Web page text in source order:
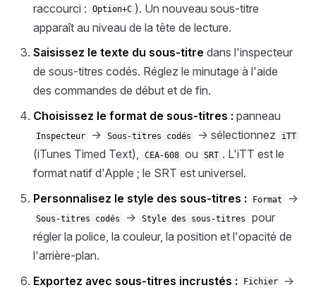
raccourci :
Option+C ). Un nouveau sous-titre
apparaît au niveau de la tête de lecture.
Saisissez le texte du sous-titre dans l'inspecteur
de sous-titres codés. Réglez le minutage à l'aide
des commandes de début et de fin.
Choisissez le format de sous-titres : panneau
Inspecteur → Sous-titres codés → sélectionnez iTT
(iTunes Timed Text), CEA-608 ou SRT . L'iTT est le
format natif d'Apple ; le SRT est universel.
Personnalisez le style des sous-titres :
Format →
Sous-titres codés → Style des sous-titres
pour
régler la police, la couleur, la position et l'opacité de
l'arrière-plan.
Exportez avec sous-titres incrustés :
Fichier →